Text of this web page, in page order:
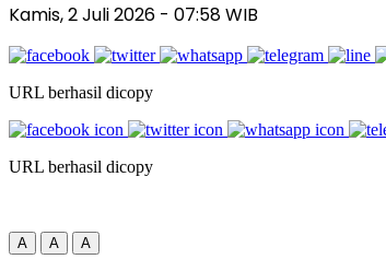
Kamis, 2 Juli 2026 - 07:58 WIB
URL berhasil dicopy
URL berhasil dicopy
A A A